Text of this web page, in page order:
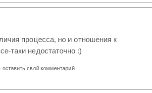
процесса, но и отношения к
таки недостаточно :)
оставить свой комментарий.